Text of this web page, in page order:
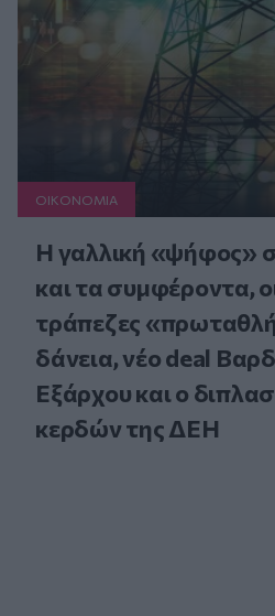
ΟΙΚΟΝΟΜΙΑ
Η γαλλική «ψήφος»
και τα συμφέροντα,
τράπεζες
δάνεια, νέο deal
Εξάρχου και ο
κερδών της ΔΕΗ